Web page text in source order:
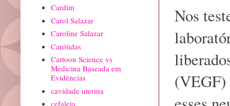
Nos
(VEGF)
Cardim
Carol Salazar
Caroline Salazar
Carótidas
Cartoon Science vs
Medicina Baseada em
Evidências
cavidade uterina
cefaleia